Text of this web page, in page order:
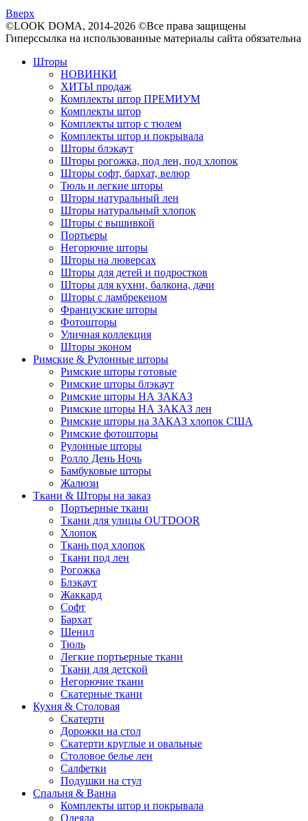
Вверх
©LOOK DOMA, 2014-2026 ©Все права защищены
Гиперссылка на использованные материалы сайта обязательна
Шторы
НОВИНКИ
ХИТЫ продаж
Комплекты штор ПРЕМИУМ
Комплекты штор
Комплекты штор с тюлем
Комплекты штор и покрывала
Шторы блэкаут
Шторы рогожка, под лен, под хлопок
Шторы софт, бархат, велюр
Тюль и легкие шторы
Шторы натуральный лен
Шторы натуральный хлопок
Шторы с вышивкой
Портьеры
Негорючие шторы
Шторы на люверсах
Шторы для детей и подростков
Шторы для кухни, балкона, дачи
Шторы с ламбрекеном
Французские шторы
Фотошторы
Уличная коллекция
Шторы эконом
Римские & Рулонные шторы
Римские шторы готовые
Римские шторы блэкаут
Римские шторы НА ЗАКАЗ
Римские шторы НА ЗАКАЗ лен
Римские шторы на ЗАКАЗ хлопок США
Римские фотошторы
Рулонные шторы
Ролло День Ночь
Бамбуковые шторы
Жалюзи
Ткани & Шторы на заказ
Портьерные ткани
Ткани для улицы OUTDOOR
Хлопок
Ткань под хлопок
Ткани под лен
Рогожка
Блэкаут
Жаккард
Софт
Бархат
Шенил
Тюль
Легкие портьерные ткани
Ткани для детской
Негорючие ткани
Скатерные ткани
Кухня & Столовая
Скатерти
Дорожки на стол
Скатерти круглые и овальные
Столовое белье лен
Салфетки
Подушки на стул
Спальня & Ванна
Комплекты штор и покрывала
Одеяла